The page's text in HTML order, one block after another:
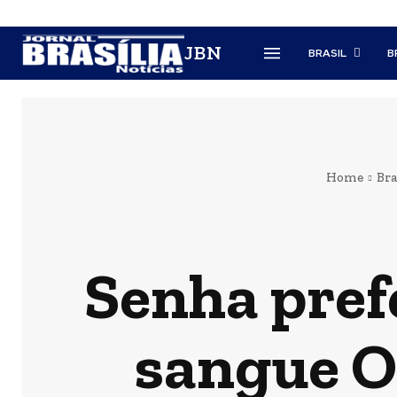
JBN BRASIL
Home
Senha
sangue